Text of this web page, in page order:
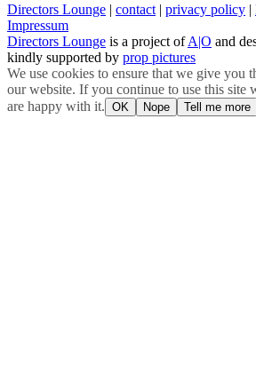
Directors Lounge | contact | privacy policy |
Impressum
Directors Lounge is a project ofA|O and
kindly supported by prop pictures
We use cookies to ensure that we give you
our website. If you continue to use this site
are happy with it. OK Nope Tell me more